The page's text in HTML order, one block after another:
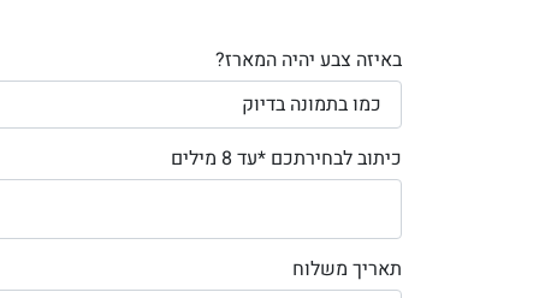
באיזה צבע יהיה המארז?
כיתוב לבחירתכם *עד 8 מילים
תאריך משלוח